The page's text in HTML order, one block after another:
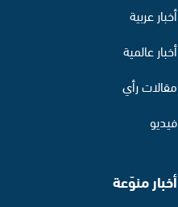
أخبار عربية
أخبار عالمية
مقالات رأي
فيديو
أخبار منوّعة